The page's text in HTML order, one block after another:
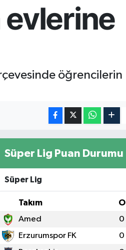
öğrencilerin
Süper Lig Puan Durumu
Süper Lig
Takım O
Amed 0
Erzurumspor FK 0